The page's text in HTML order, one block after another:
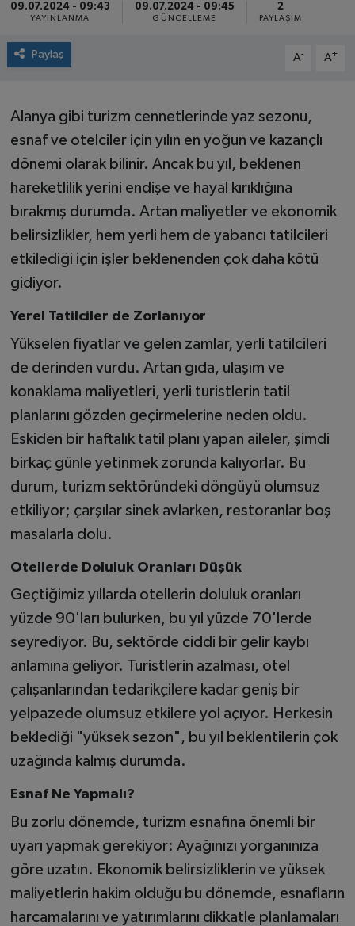
09.07.2024 - 09:43
YAYINLANMA
09.07.2024 - 09:45
GÜNCELLEME
2
PAYLAŞIM
Paylaş A- A+
Alanya gibi turizm cennetlerinde yaz sezonu,
esnaf ve otelciler için yılın en yoğun ve kazançlı
dönemi olarak bilinir. Ancak bu yıl, beklenen
hareketlilik yerini endişe ve hayal kırıklığına
bırakmış durumda. Artan maliyetler ve ekonomik
belirsizlikler, hem yerli hem de yabancı tatilcileri
etkilediği için işler beklenenden çok daha kötü
gidiyor.
Yerel Tatilciler de Zorlanıyor
Yükselen fiyatlar ve gelen zamlar, yerli tatilcileri
de derinden vurdu. Artan gıda, ulaşım ve
konaklama maliyetleri, yerli turistlerin tatil
planlarını gözden geçirmelerine neden oldu.
Eskiden bir haftalık tatil planı yapan aileler, şimdi
birkaç günle yetinmek zorunda kalıyorlar. Bu
durum, turizm sektöründeki döngüyü olumsuz
etkiliyor; çarşılar sinek avlarken, restoranlar boş
masalarla dolu.
Otellerde Doluluk Oranları Düşük
Geçtiğimiz yıllarda otellerin doluluk oranları
yüzde 90'ları bulurken, bu yıl yüzde 70'lerde
seyrediyor. Bu, sektörde ciddi bir gelir kaybı
anlamına geliyor. Turistlerin azalması, otel
çalışanlarından tedarikçilere kadar geniş bir
yelpazede olumsuz etkilere yol açıyor. Herkesin
beklediği "yüksek sezon", bu yıl beklentilerin çok
uzağında kalmış durumda.
Esnaf Ne Yapmalı?
Bu zorlu dönemde, turizm esnafına önemli bir
uyarı yapmak gerekiyor: Ayağınızı yorganınıza
göre uzatın. Ekonomik belirsizliklerin ve yüksek
maliyetlerin hakim olduğu bu dönemde, esnafların
harcamalarını ve yatırımlarını dikkatle planlamaları